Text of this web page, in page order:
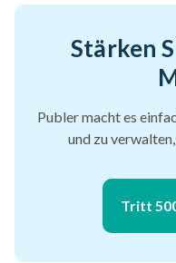
Stärken
Publer macht es
und zu
Tritt